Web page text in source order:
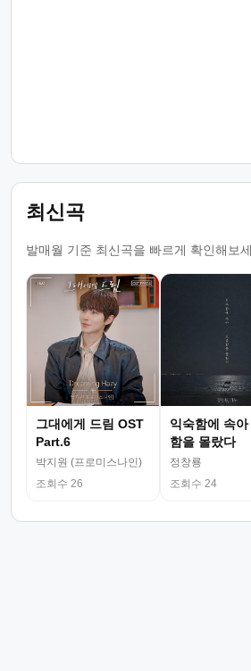
최신곡
발매월 기준 최신곡을 빠르게 확인해보세
그대에게 드림 OST
Part.6
박지원 (프로미스나인)
조회수 26
익숙함에 속
함을 몰랐다
정창룡
조회수 24